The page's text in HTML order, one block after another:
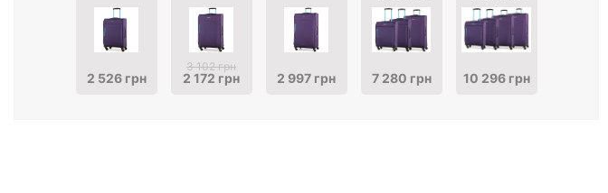
2 526 грн
3 102 грн
2 172 грн 2 997 грн 7 280 грн 10 296 грн